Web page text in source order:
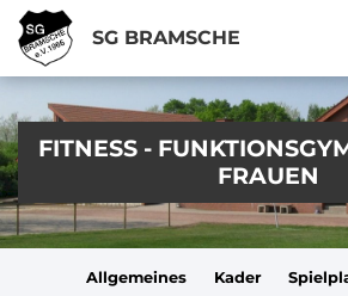
SG BRAMSCHE
FITNESS -
FRAUEN
Allgemeines Kader